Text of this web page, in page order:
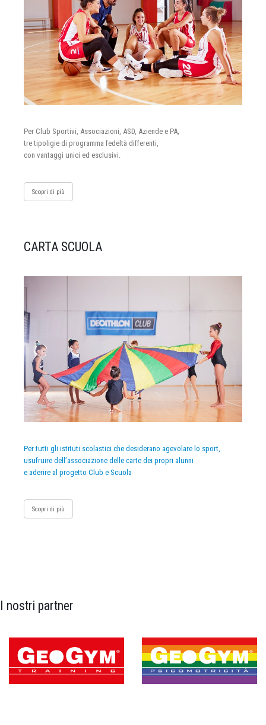
Per Club Sportivi, Associazioni, ASD, Aziende e PA,
tre tipoligie di programma fedeltà differenti,
con vantaggi unici ed esclusivi.
Scopri di più
CARTA SCUOLA
Per tutti gli istituti scolastici che desiderano agevolare lo sport,
usufruire dell’associazione delle carte dei propri alunni
e aderire al progetto Club e Scuola
Scopri di più
I nostri partner